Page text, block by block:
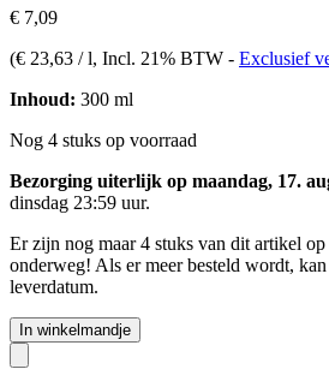
€ 7,09
(€ 23,63 / l, Incl. 21% BTW - Exclusief
Inhoud: 300 ml
Nog 4 stuks op voorraad
Bezorging uiterlijk op maandag, 17.
dinsdag 23:59 uur.
Er zijn nog maar 4 stuks van dit artikel
onderweg! Als er meer besteld wordt,
leverdatum.
In winkelmandje